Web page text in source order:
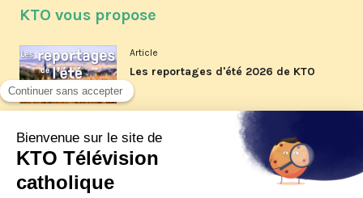
KTO vous propose
Article
Les reportages d'été 2026 de KTO
La visite pastorale du pape Léon
XIV à Assise à suivre sur KTO le
jeudi 6 août